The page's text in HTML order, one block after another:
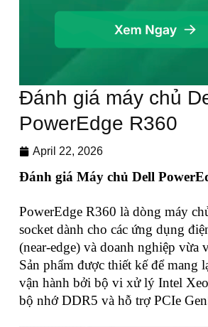
Đánh giá máy chủ
PowerEdge R360
April 22, 2026
Đánh giá Máy chủ Dell
PowerEdge R360 là dòng máy
socket dành cho các ứng dụng
(near-edge) và doanh nghiệp vừa
Sản phẩm được thiết kế để mang
vận hành bởi bộ vi xử lý Intel
bộ nhớ DDR5 và hỗ trợ PCIe